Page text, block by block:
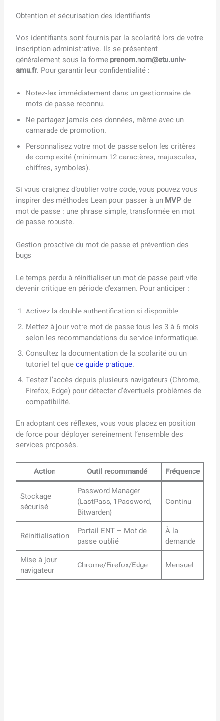
Obtention et sécurisation des identifiants
Vos identifiants sont fournis par la scolarité lors de votre
inscription administrative. Ils se présentent
généralement sous la forme prenom.nom@etu.univ-
amu.fr. Pour garantir leur confidentialité :
Notez-les immédiatement dans un gestionnaire de
mots de passe reconnu.
Ne partagez jamais ces données, même avec un
camarade de promotion.
Personnalisez votre mot de passe selon les critères
de complexité (minimum 12 caractères, majuscules,
chiffres, symboles).
Si vous craignez d’oublier votre code, vous pouvez vous
inspirer des méthodes Lean pour passer à un MVPde
mot de passe : une phrase simple, transformée en mot
de passe robuste.
Gestion proactive du mot de passe et prévention des
bugs
Le temps perdu à réinitialiser un mot de passe peut vite
devenir critique en période d’examen. Pour anticiper :
Activez la double authentification si disponible.
Mettez à jour votre mot de passe tous les 3 à 6 mois
selon les recommandations du service informatique.
Consultez la documentation de la scolarité ou un
tutoriel tel quece guide pratique.
Testez l’accès depuis plusieurs navigateurs (Chrome,
Firefox, Edge) pour détecter d’éventuels problèmes de
compatibilité.
En adoptant ces réflexes, vous vous placez en position
de force pour déployer sereinement l’ensemble des
services proposés.
Action Outil recommandé Fréquence
Stockage
sécurisé
Password Manager
(LastPass, 1Password,
Bitwarden)
Continu
Réinitialisation
Portail ENT – Mot de
passe oublié
À la
demande
Mise à jour
navigateur
Chrome/Firefox/Edge Mensuel